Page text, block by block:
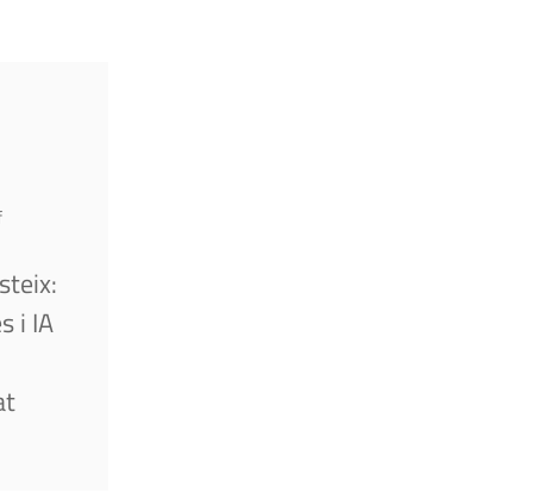
i IA